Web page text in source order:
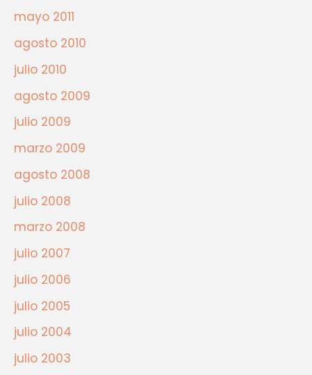
mayo 2011
agosto 2010
julio 2010
agosto 2009
julio 2009
marzo 2009
agosto 2008
julio 2008
marzo 2008
julio 2007
julio 2006
julio 2005
julio 2004
julio 2003